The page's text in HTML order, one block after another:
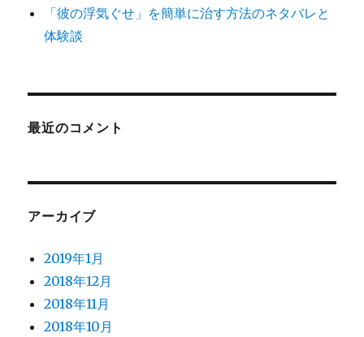
「彼の浮気ぐせ」を簡単に治す方法のネタバレと
体験談
最近のコメント
アーカイブ
2019年1月
2018年12月
2018年11月
2018年10月